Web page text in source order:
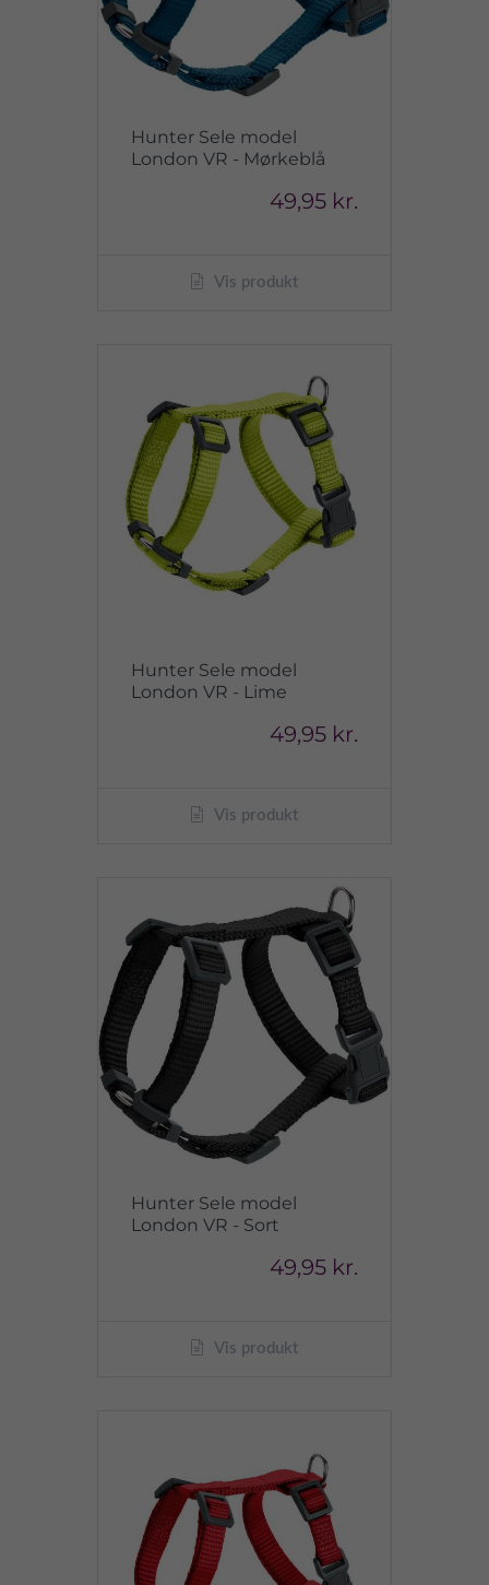
Hunter Sele model
London VR - Mørkeblå
49,95 kr.
Vis produkt
Hunter Sele model
London VR - Lime
49,95 kr.
Vis produkt
Hunter Sele model
London VR - Sort
49,95 kr.
Vis produkt